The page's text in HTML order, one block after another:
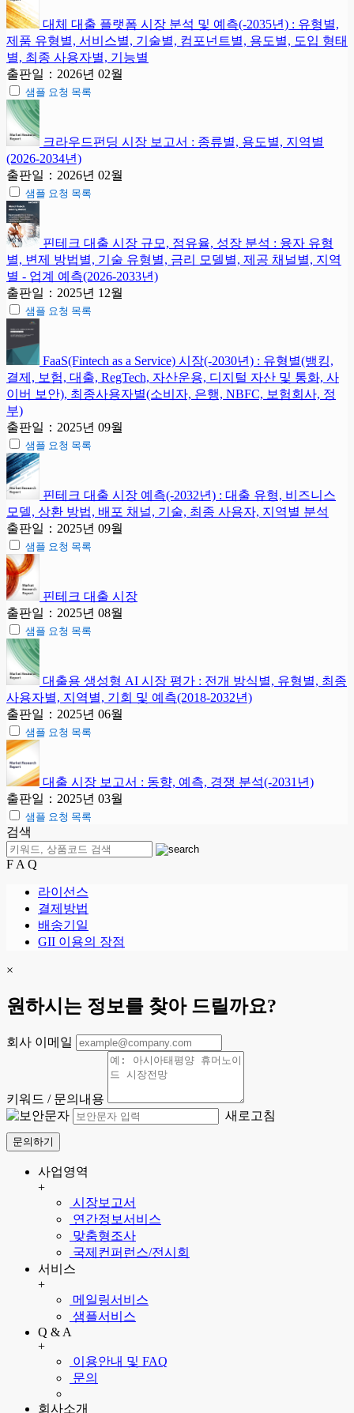
대체 대출 플랫폼 시장 분석 및 예측(-2035년) : 유형별,
제품 유형별, 서비스별, 기술별, 컴포넌트별, 용도별, 도입 형태
별, 최종 사용자별, 기능별
출판일：2026년 02월
샘플 요청 목록
크라우드펀딩 시장 보고서 : 종류별, 용도별, 지역별
(2026-2034년)
출판일：2026년 02월
샘플 요청 목록
핀테크 대출 시장 규모, 점유율, 성장 분석 : 융자 유형
별, 변제 방법별, 기술 유형별, 금리 모델별, 제공 채널별, 지역
별 - 업계 예측(2026-2033년)
출판일：2025년 12월
샘플 요청 목록
FaaS(Fintech as a Service) 시장(-2030년) : 유형별(뱅킹,
결제, 보험, 대출, RegTech, 자산운용, 디지털 자산 및 통화, 사
이버 보안), 최종사용자별(소비자, 은행, NBFC, 보험회사, 정
부)
출판일：2025년 09월
샘플 요청 목록
핀테크 대출 시장 예측(-2032년) : 대출 유형, 비즈니스
모델, 상환 방법, 배포 채널, 기술, 최종 사용자, 지역별 분석
출판일：2025년 09월
샘플 요청 목록
핀테크 대출 시장
출판일：2025년 08월
샘플 요청 목록
대출용 생성형 AI 시장 평가 : 전개 방식별, 유형별, 최종
사용자별, 지역별, 기회 및 예측(2018-2032년)
출판일：2025년 06월
샘플 요청 목록
대출 시장 보고서 : 동향, 예측, 경쟁 분석(-2031년)
출판일：2025년 03월
샘플 요청 목록
검색
F A Q
라이선스
결제방법
배송기일
GII 이용의 장점
×
원하시는 정보를 찾아 드릴까요?
회사 이메일
키워드 / 문의내용
새로고침
문의하기
사업영역
+
시장보고서
연간정보서비스
맞춤형조사
국제컨퍼런스/전시회
서비스
+
메일링서비스
샘플서비스
Q & A
+
이용안내 및 FAQ
문의
회사소개